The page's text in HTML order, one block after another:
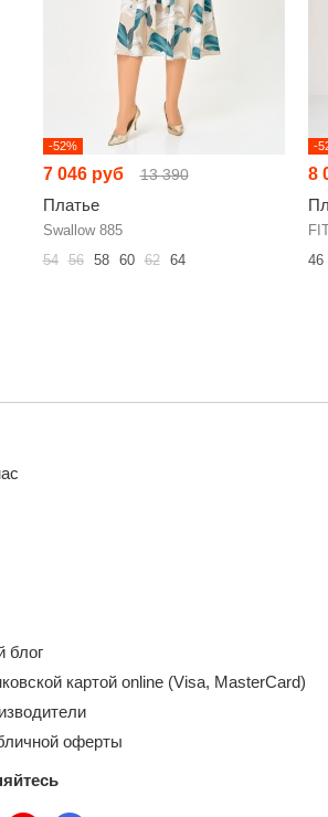
-52%
7 046 руб 13 390
Платье
Swallow 885
54 56 58 60 62 64
-
8
46
блог
картой online (Visa, MasterCard)
оферты